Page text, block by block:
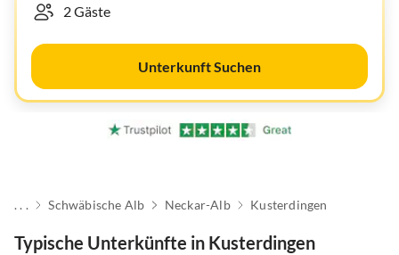
Unterkunft Suchen
. . . Schwäbische Alb Neckar-Alb Kusterdingen
Typische Unterkünfte in Kusterdingen